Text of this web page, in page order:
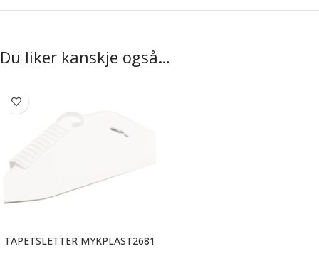
Du liker kanskje også…
TAPETSLETTER MYKPLAST2681